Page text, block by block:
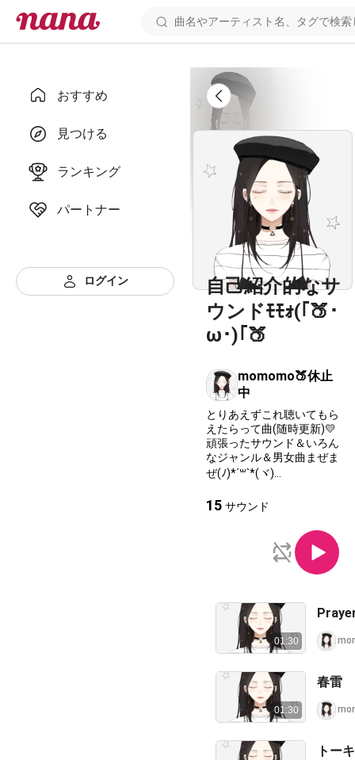
おすすめ
見つける
ランキング
パートナー
ログイン
自己紹介的なサ
ウンドﾓﾓｫ(｢🍑･
ω･)｢🍑
momomo🍑休止
中
とりあえずこれ聴いてもら
えたらって曲(随時更新)💛
頑張ったサウンド＆いろん
なジャンル＆男女曲まぜま
ぜ(ﾉ)*´꒳`*(ヾ)
15 サウンド
01:30
01:30
春雷
トー